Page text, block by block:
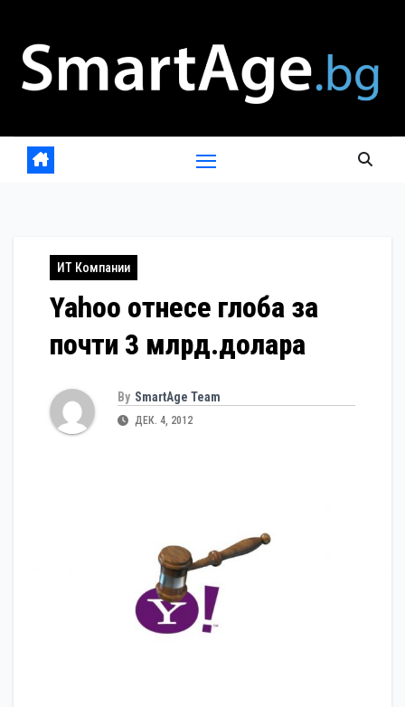
content
ИТ Компании
Yahoo отнесе глоба за
почти 3 млрд.долара
By SmartAge Team
ДЕК. 4, 2012